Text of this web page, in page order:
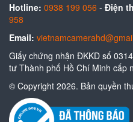
Hotline: 0938 199 056 - Điện
958
Email:
Giấy chứng nhận ĐKKD số
tư Thành phố Hồ Chí Minh cấp
© Copyright 2026. Bản quyền